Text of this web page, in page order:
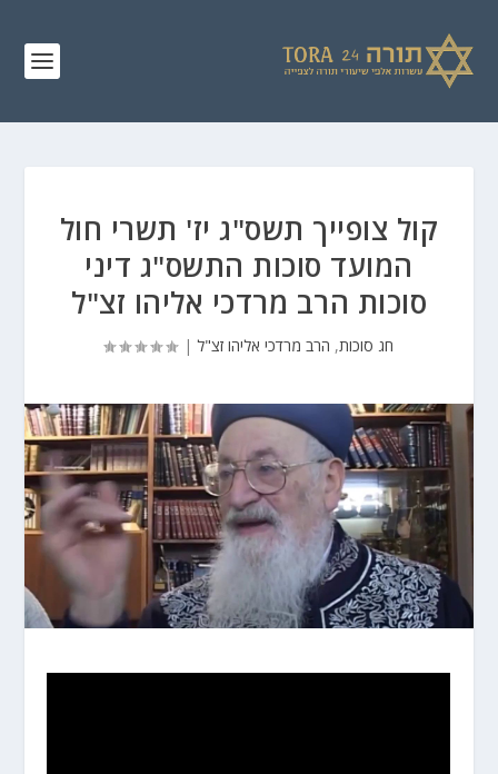
קול צופייך תשס"ג יז' תשרי חול
המועד סוכות התשס"ג דיני
סוכות הרב מרדכי אליהו זצ"ל
חג סוכות, הרב מרדכי אליהו זצ"ל |